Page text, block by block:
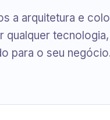
a arquitetura e
qualquer
para o seu negócio.